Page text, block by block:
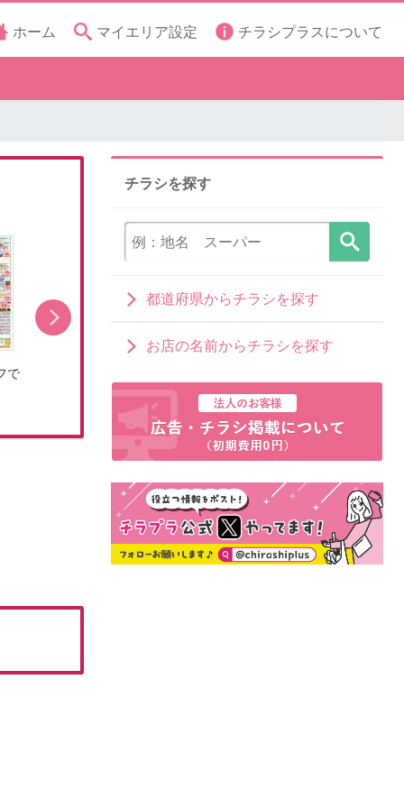
ホーム マイエリア設定 チラシプラスについて
で
チラシを探す
都道府県からチラシを探す
お店の名前からチラシを探す